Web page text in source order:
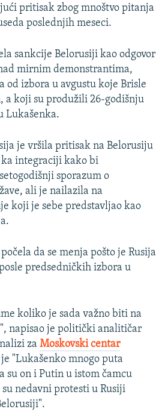
pritisak zbog mnoštvo pitanja
poslednjih meseci.
sankcije Belorusiji kao odgovor
mirnim demonstrantima,
od izbora u avgustu koje Brisle
a koji su produžili 26-godišnju
Lukašenka.
je vršila pritisak na Belorusiju
integraciji kako bi
sporazum o
ali je nailazila na
koji je sebe predstavljao kao
da se menja pošto je Rusija
predsedničkih izbora u
koliko je sada važno biti na
napisao je politički analitičar
za Moskovski centar
"Lukašenko mnogo puta
su on i Putin u istom čamcu
nedavni protesti u Rusiji